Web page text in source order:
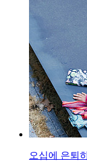
오십에 은퇴